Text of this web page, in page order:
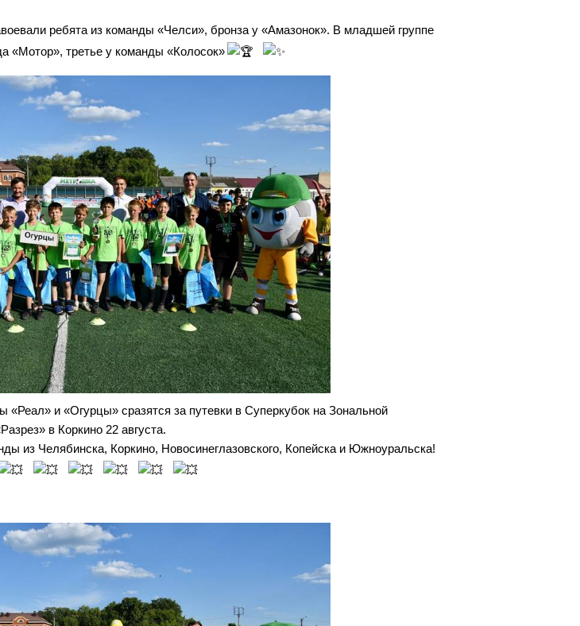
ребята из команды «Челси», бронза у «Амазонок». В младшей группе
«Мотор», третье у команды «Колосок»
«Реал» и «Огурцы» сразятся за путевки в Суперкубок на Зональной
в Коркино 22 августа.
из Челябинска, Коркино, Новосинеглазовского, Копейска и Южноуральска!